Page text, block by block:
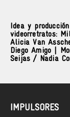
Idea y
videorretratos:
Alicia Van
Diego Amigo |
Seijas / Nadia
IMPULSORES